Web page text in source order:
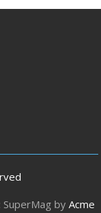
SuperMag byAcme